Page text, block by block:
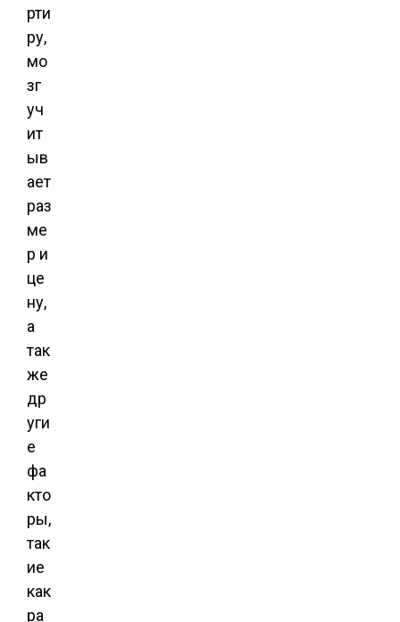
рти
ру,
мо
зг
уч
ит
ыв
ает
раз
ме
р и
це
ну,
а
так
же
др
уги
е
фа
кто
ры,
так
ие
как
ра